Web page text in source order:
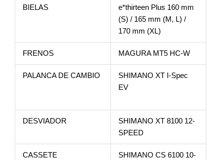
BIELAS
e*thirteen Plus 160 mm
(S) / 165 mm (M, L) /
170 mm (XL)
FRENOS MAGURA MT5 HC-W
PALANCA DE CAMBIO
SHIMANO XT I-Spec
EV
DESVIADOR
SHIMANO XT 8100 12-
SPEED
CASSETE
SHIMANO CS 6100 10-